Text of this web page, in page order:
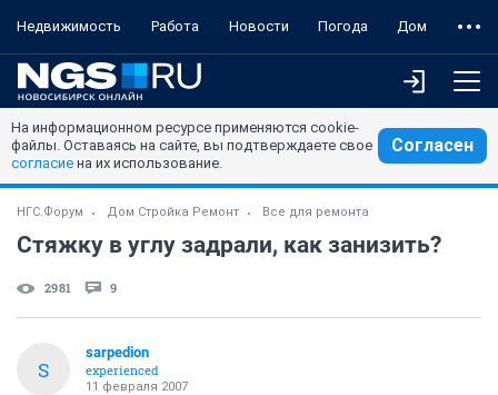
Недвижимость Работа Новости Погода Дом
На информационном ресурсе применяются cookie-
файлы. Оставаясь на сайте, вы подтверждаете свое
согласие на их использование.
Согласен
НГС.Форум Дом Стройка Ремонт Все для ремонта
Стяжку в углу задрали, как занизить?
2981 9
S
sarpedion
experienced
11 февраля 2007